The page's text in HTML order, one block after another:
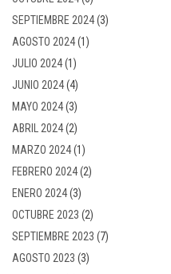
SEPTIEMBRE 2024(3)
AGOSTO 2024(1)
JULIO 2024(1)
JUNIO 2024(4)
MAYO 2024(3)
ABRIL 2024(2)
MARZO 2024(1)
FEBRERO 2024(2)
ENERO 2024(3)
OCTUBRE 2023 (2)
SEPTIEMBRE 2023 (7)
AGOSTO 2023 (3)